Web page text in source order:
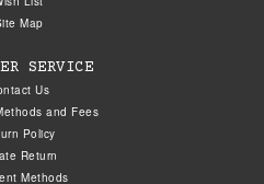
Map
SERVICE
Us
and Fees
Policy
Return
Methods